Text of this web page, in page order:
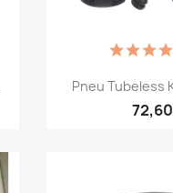

Pneu Tubeless